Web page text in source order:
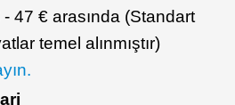
47 € arasında (Standart
temel alınmıştır)